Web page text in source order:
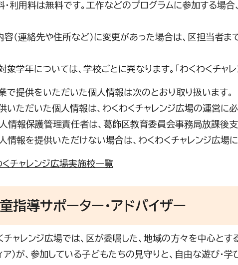
・利用料は無料です。工作などのプログラムに参加する場
容（連絡先や住所など）に変更があった場合は、区担当者ま
年については、学校ごとに異なります。「わくわくチャレ
提供をいただいた個人情報は次のとおり取り扱います。
だいた個人情報は、わくわくチャレンジ広場の運営に必
保護管理責任者は、葛飾区教育委員会事務局放課後支
を提供いただけない場合は、わくわくチャレンジ広場に
くチャレンジ広場実施校一覧
導サポーター・アドバイザー
ャレンジ広場では、区が委嘱した、地域の方々を中心とす
ア）が、参加している子どもたちの見守りと、自由な遊び・